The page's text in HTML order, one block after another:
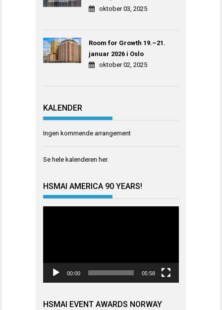
oktober 03, 2025
Room for Growth 19.–21.
januar 2026 i Oslo
oktober 02, 2025
KALENDER
Ingen kommende arrangement
Se hele kalenderen her.
HSMAI AMERICA 90 YEARS!
00:00 05:58
HSMAI EVENT AWARDS NORWAY